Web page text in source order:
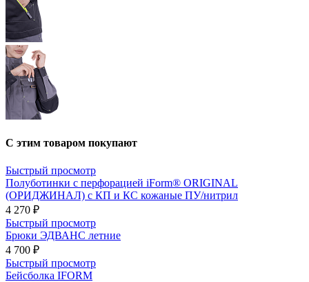
С этим товаром покупают
Быстрый просмотр
Полуботинки с перфорацией iForm® ORIGINAL
(ОРИДЖИНАЛ) с КП и КС кожаные ПУ/нитрил
4 270 ₽
Быстрый просмотр
Брюки ЭДВАНС летние
4 700 ₽
Быстрый просмотр
Бейсболка IFORM